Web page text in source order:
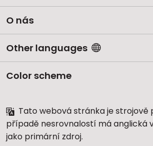
O nás
Other languages
Color scheme
Tato webová stránka je strojově
případě nesrovnalostí má anglická
jako primární zdroj.